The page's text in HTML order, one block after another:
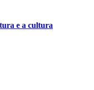
e a cultura